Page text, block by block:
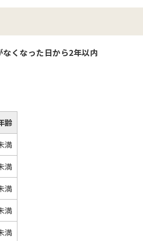
くなった日から2年以内
齢
満
満
満
満
満